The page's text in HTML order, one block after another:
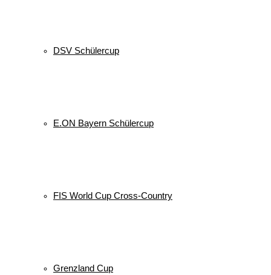
DSV Schülercup
E.ON Bayern Schülercup
FIS World Cup Cross-Country
Grenzland Cup